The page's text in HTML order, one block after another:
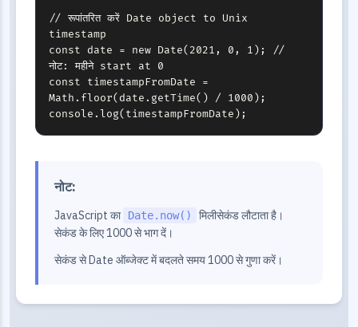
// रूपांतरित करें Date object to Unix
timestamp
const date = new Date(2021, 0, 1); //
नोट: महीने start at 0
const timestampFromDate =
Math.floor(date.getTime() / 1000);
console.log(timestampFromDate);
नोट:
JavaScript का Date.now()
मिलीसेकंड लौटाता है।
सेकंड के लिए 1000 से भाग दें।
सेकंड से Date ऑब्जेक्ट में बदलते समय 1000 से गुणा करें।